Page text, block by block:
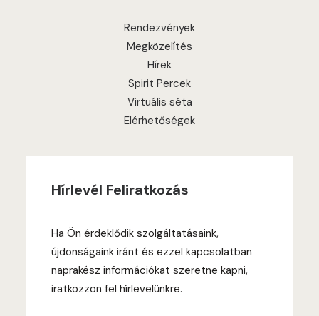
Rendezvények
Megközelítés
Hírek
Spirit Percek
Virtuális séta
Elérhetőségek
Hírlevél Feliratkozás
Ha Ön érdeklődik szolgáltatásaink,
újdonságaink iránt és ezzel kapcsolatban
naprakész információkat szeretne kapni,
iratkozzon fel hírlevelünkre.